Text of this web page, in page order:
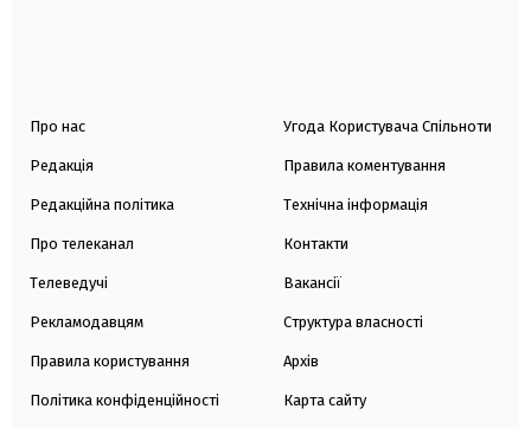
Про нас
Редакція
Редакційна політика
Про телеканал
Телеведучі
Рекламодавцям
Правила користування
Політика конфіденційності
Угода Користувача Спільноти
Правила коментування
Технічна інформація
Контакти
Вакансії
Структура власності
Архів
Карта сайту